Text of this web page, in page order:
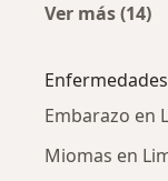
Ver más (14)
Embarazo en
Miomas en